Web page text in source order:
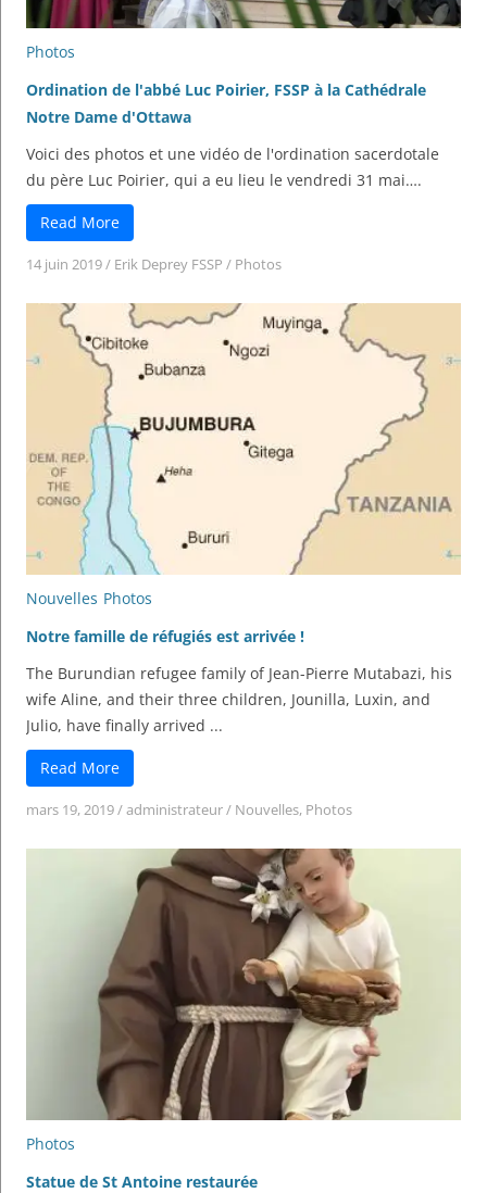
Photos
Ordination de l'abbé Luc Poirier, FSSP à la Cathédrale
Notre Dame d'Ottawa
Voici des photos et une vidéo de l'ordination sacerdotale
du père Luc Poirier, qui a eu lieu le vendredi 31 mai….
Read More
14 juin 2019/ Erik Deprey FSSP / Photos
Nouvelles Photos
Notre famille de réfugiés est arrivée !
The Burundian refugee family of Jean-Pierre Mutabazi, his
wife Aline, and their three children, Jounilla, Luxin, and
Julio, have finally arrived ...
Read More
mars 19, 2019/administrateur/ Nouvelles, Photos
Photos
Statue de St Antoine restaurée